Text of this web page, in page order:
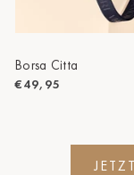
Zwettl
Borsa Citta
€49,95